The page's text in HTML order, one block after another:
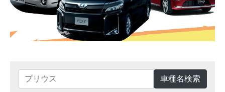
車種名検索